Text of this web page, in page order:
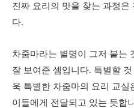
진짜 요리의 맛을 찾는 과정은
다.
차줌마라는 별명이 그저 붙는
잘 보여준 셈입니다. 특별할
욱 특별한 차줌마의 요리 교
이들에게 전달되고 있는 듯합